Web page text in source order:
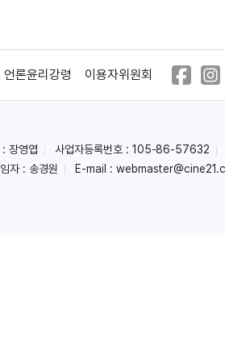
언론윤리강령 이용자위원회
: 장영엽
사업자등록번호 : 105-86-57632
자 : 송경원 E-mail :